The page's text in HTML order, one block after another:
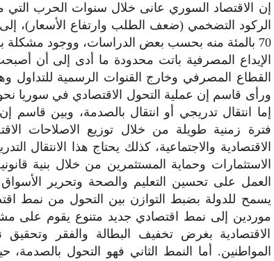
إن الاقتصاد السوري عانى خلال سنوات الحرب
الركود التضخمي (ضعف الطلب وارتفاع الأسعار)،
70 بالمئة منه بحسب بعض الدراسات، ووجود مشكلة
الإيداع المصرفية باتت محدودة ما أدى إلى أن
القطاع المصرفي وخارج القنوات الرسمية للتداول
ورأى قاسم إن عملية التحول الاقتصادي في سوريا
إما انتقال تدريجي أو انتقال بالصدمة، وبين قاسم
فترة زمنية طويلة من خلال توزيع الاصلاحات
الاقتصادية والاجتماعية، كذلك يحتاج هذا الانتقال
الاستثمارات وحماية المستثمرين من خلال بنية
العمل على تحسين التعليم والصحة وتحرير
يسمح للدولة بضبط التوازن بين التحول من نمط
موردين إلى نمط اقتصادي جديد متنوع يقوم على
الاقتصادية بغرض تخفيف البطالة والفقر
المواطنين. أما النمط الثاني فهو التحول